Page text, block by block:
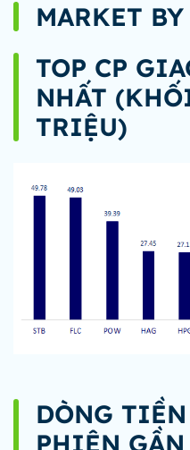
MARKET
TOP CP GIAO DỊCH NHIỀU
NHẤT
TRIỆU)
DÒNG TIỀN NĐTNN 10
PHIÊN